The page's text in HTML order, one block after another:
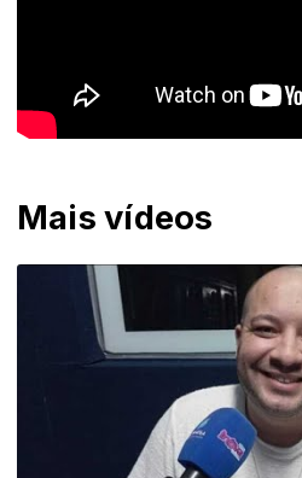
Mais vídeos